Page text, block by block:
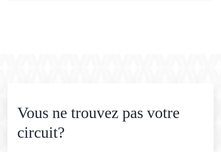
Vous ne trouvez pas votre
circuit?